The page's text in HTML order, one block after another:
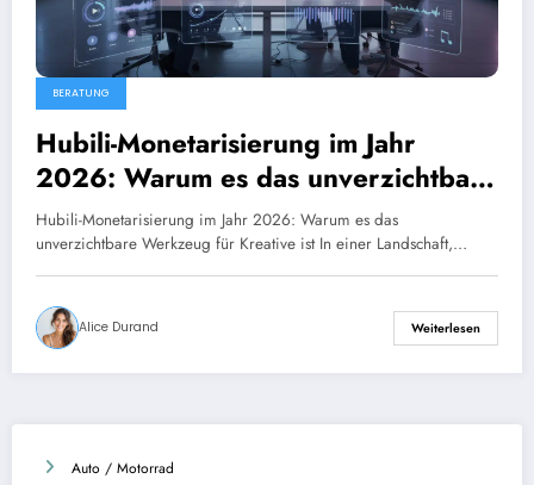
BERATUNG
Hubili-Monetarisierung im Jahr
2026: Warum es das unverzichtbare
Werkzeug für Kreative ist
Hubili-Monetarisierung im Jahr 2026: Warum es das
unverzichtbare Werkzeug für Kreative ist In einer Landschaft,…
Alice Durand Weiterlesen
Auto / Motorrad